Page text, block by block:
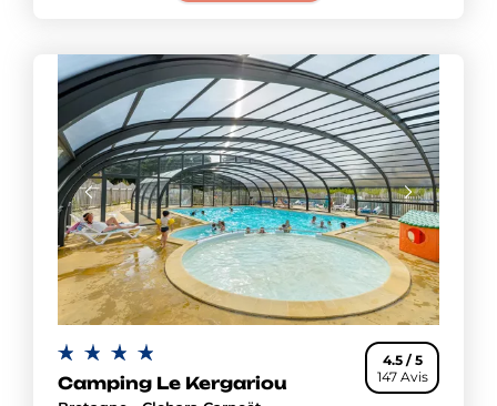
4.5 / 5
147 Avis
Camping Le Kergariou